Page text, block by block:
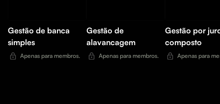
Gestão de banca
simples
Apenas para membros.
Gestão de
alavancagem
Apenas para membros.
Gestão por
composto
Apenas para